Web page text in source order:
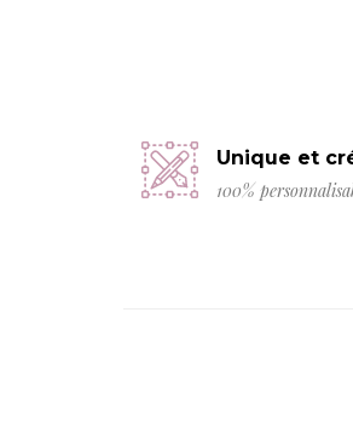
Unique et
100%